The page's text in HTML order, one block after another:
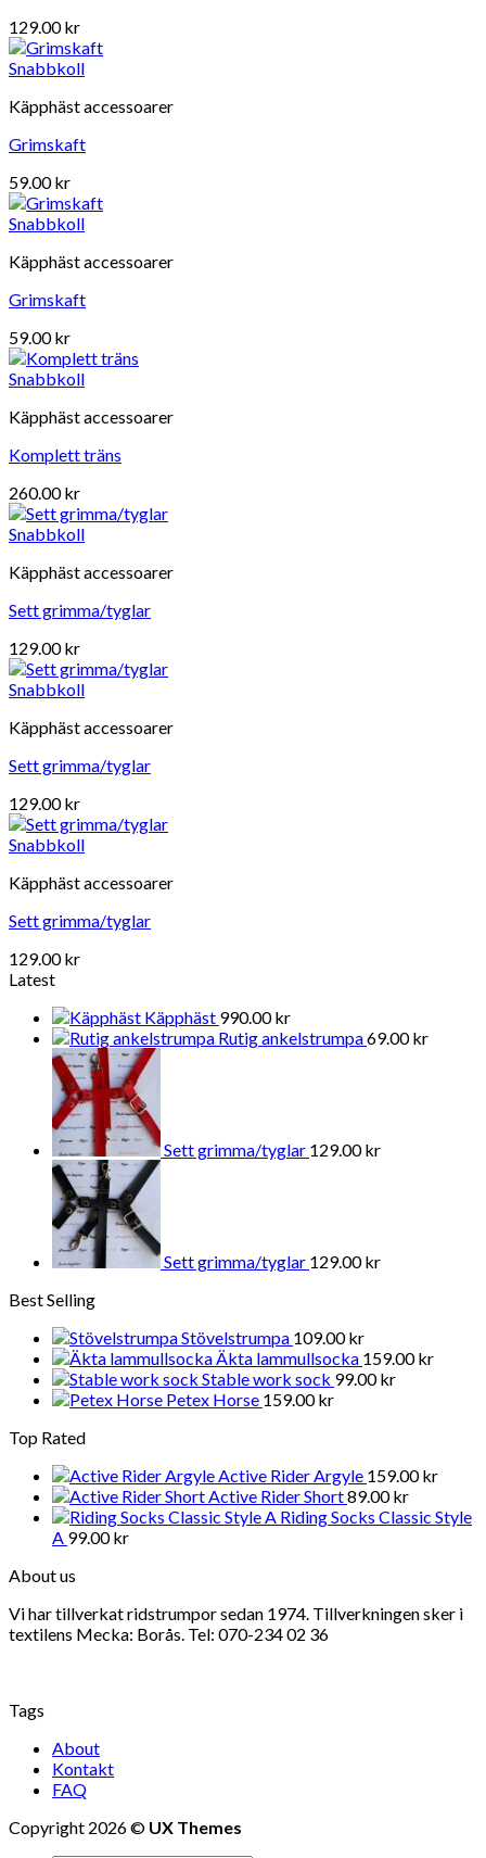
129.00kr
Snabbkoll
Käpphäst accessoarer
Grimskaft
59.00kr
Snabbkoll
Käpphäst accessoarer
Grimskaft
59.00kr
Snabbkoll
Käpphäst accessoarer
Komplett träns
260.00kr
Snabbkoll
Käpphäst accessoarer
Sett grimma/tyglar
129.00kr
Snabbkoll
Käpphäst accessoarer
Sett grimma/tyglar
129.00kr
Snabbkoll
Käpphäst accessoarer
Sett grimma/tyglar
129.00kr
Latest
Käpphäst 990.00kr
Rutig ankelstrumpa69.00kr
Sett grimma/tyglar 129.00kr
Sett grimma/tyglar 129.00kr
Best Selling
Stövelstrumpa 109.00kr
Äkta lammullsocka 159.00kr
Stable work sock 99.00kr
Petex Horse 159.00kr
Top Rated
Active Rider Argyle 159.00kr
Active Rider Short89.00kr
Riding Socks Classic Style
A 99.00kr
About us
Vi har tillverkat ridstrumpor sedan 1974. Tillverkningen sker i
textilens Mecka: Borås. Tel: 070-234 02 36
Tags
About
Kontakt
FAQ
Copyright 2026 © UX Themes